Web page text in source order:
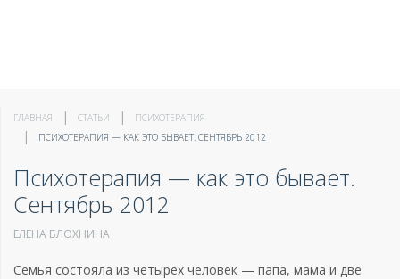
ГЛАВНАЯ СТАТЬИ
ПСИХОТЕРАПИЯ
ПСИХОТЕРАПИЯ — КАК ЭТО БЫВАЕТ. СЕНТЯБРЬ 2012
Психотерапия — как это бывает.
Сентябрь 2012
ЕЛЕНА БЛОХНИНА
Семья состояла из четырех человек — папа, мама и две